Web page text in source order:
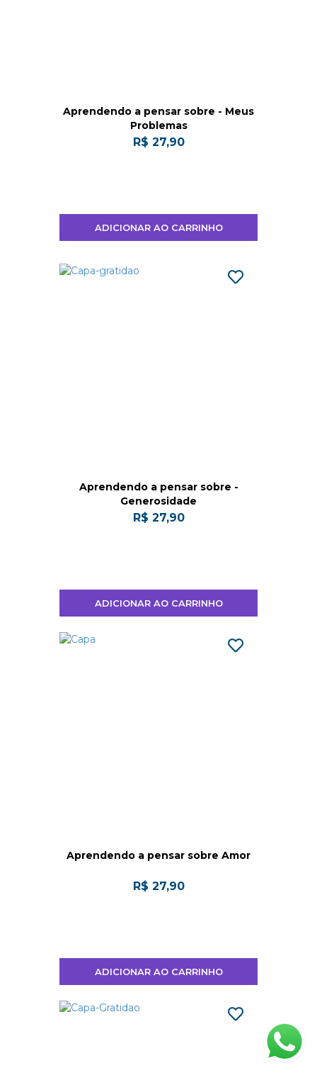
Aprendendo a pensar sobre - Meus
Problemas
R$ 27,90
ADICIONAR AO CARRINHO
Aprendendo a pensar sobre -
Generosidade
R$ 27,90
ADICIONAR AO CARRINHO
Aprendendo a pensar sobre Amor
R$ 27,90
ADICIONAR AO CARRINHO